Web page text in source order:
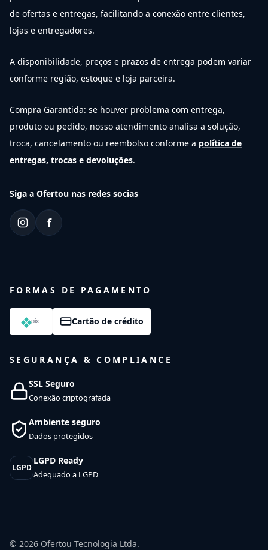
de ofertas e entregas, facilitando a conexão entre clientes,
lojas e entregadores.
A disponibilidade, preços e prazos de entrega podem variar
conforme região, estoque e loja parceira.
Compra Garantida: se houver problema com entrega,
produto ou pedido, nosso atendimento analisa a solução,
troca, cancelamento ou reembolso conforme a política de
entregas, trocas e devoluções.
Siga a Ofertou nas redes socias
f
FORMAS DE PAGAMENTO
Cartão de crédito
SEGURANÇA & COMPLIANCE
SSL Seguro
Conexão criptografada
Ambiente seguro
Dados protegidos
LGPD
LGPD Ready
Adequado a LGPD
© 2026 Ofertou Tecnologia Ltda.